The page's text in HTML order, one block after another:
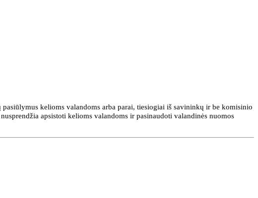
kelioms valandoms arba parai, tiesiogiai iš savininkų ir be komisinio
apsistoti kelioms valandoms ir pasinaudoti valandinės nuomos